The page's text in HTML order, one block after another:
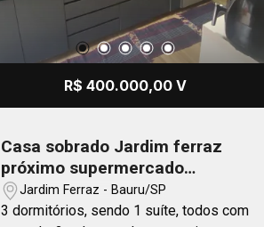
R$ 400.000,00 V
Casa sobrado Jardim ferraz
próximo supermercado
Barracão - Jd. Ferraz
Jardim Ferraz - Bauru/SP
3 dormitórios, sendo 1 suíte, todos com